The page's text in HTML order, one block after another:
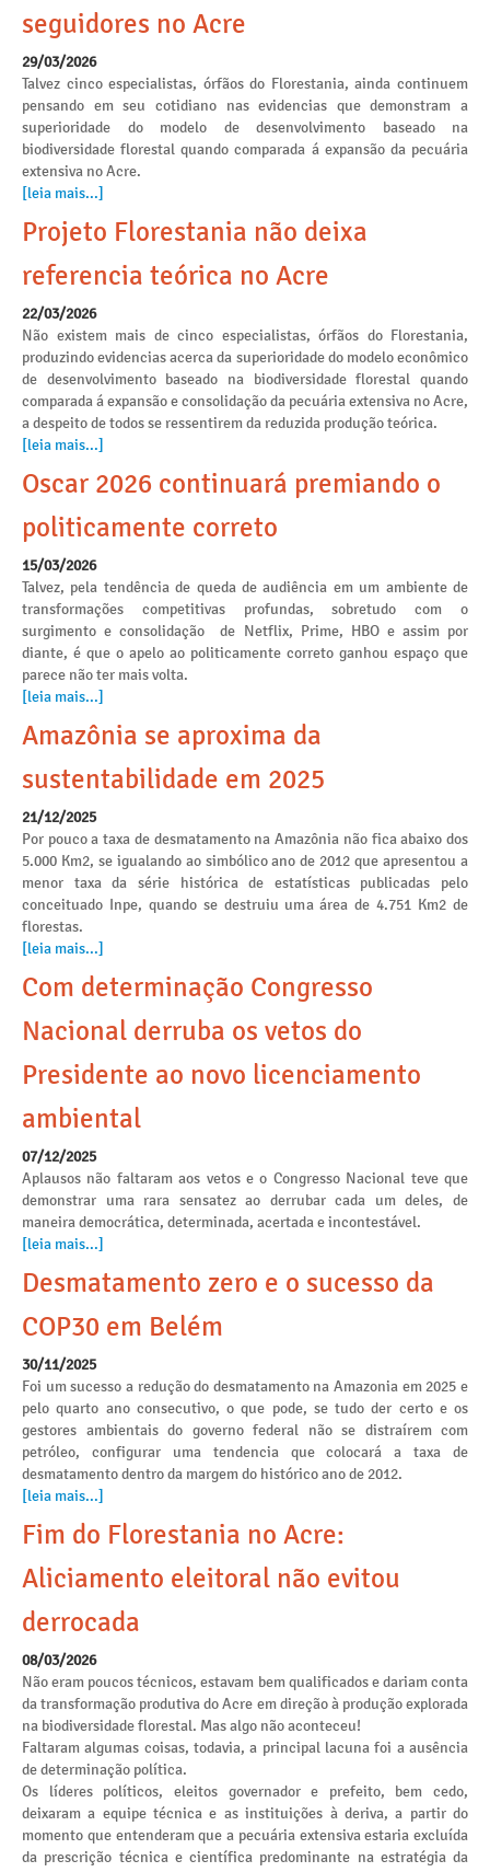
seguidores no Acre
29/03/2026
Talvez cinco especialistas, órfãos do Florestania, ainda continuem
pensando em seu cotidiano nas evidencias que demonstram a
superioridade do modelo de desenvolvimento baseado na
biodiversidade florestal quando comparada á expansão da pecuária
extensiva no Acre.
[leia mais...]
Projeto Florestania não deixa
referencia teórica no Acre
22/03/2026
Não existem mais de cinco especialistas, órfãos do Florestania,
produzindo evidencias acerca da superioridade do modelo econômico
de desenvolvimento baseado na biodiversidade florestal quando
comparada á expansão e consolidação da pecuária extensiva no Acre,
a despeito de todos se ressentirem da reduzida produção teórica.
[leia mais...]
Oscar 2026 continuará premiando o
politicamente correto
15/03/2026
Talvez, pela tendência de queda de audiência em um ambiente de
transformações competitivas profundas, sobretudo com o
surgimento e consolidação de Netflix, Prime, HBO e assim por
diante, é que o apelo ao politicamente correto ganhou espaço que
parece não ter mais volta.
[leia mais...]
Amazônia se aproxima da
sustentabilidade em 2025
21/12/2025
Por pouco a taxa de desmatamento na Amazônia não fica abaixo dos
5.000 Km2, se igualando ao simbólico ano de 2012 que apresentou a
menor taxa da série histórica de estatísticas publicadas pelo
conceituado Inpe, quando se destruiu uma área de 4.751 Km2 de
florestas.
[leia mais...]
Com determinação Congresso
Nacional derruba os vetos do
Presidente ao novo licenciamento
ambiental
07/12/2025
Aplausos não faltaram aos vetos e o Congresso Nacional teve que
demonstrar uma rara sensatez ao derrubar cada um deles, de
maneira democrática, determinada, acertada e incontestável.
[leia mais...]
Desmatamento zero e o sucesso da
COP30 em Belém
30/11/2025
Foi um sucesso a redução do desmatamento na Amazonia em 2025 e
pelo quarto ano consecutivo, o que pode, se tudo der certo e os
gestores ambientais do governo federal não se distraírem com
petróleo, configurar uma tendencia que colocará a taxa de
desmatamento dentro da margem do histórico ano de 2012.
[leia mais...]
Fim do Florestania no Acre:
Aliciamento eleitoral não evitou
derrocada
08/03/2026
Não eram poucos técnicos, estavam bem qualificados e dariam conta
da transformação produtiva do Acre em direção à produção explorada
na biodiversidade florestal. Mas algo não aconteceu!
Faltaram algumas coisas, todavia, a principal lacuna foi a ausência
de determinação política.
Os líderes políticos, eleitos governador e prefeito, bem cedo,
deixaram a equipe técnica e as instituições à deriva, a partir do
momento que entenderam que a pecuária extensiva estaria excluída
da prescrição técnica e científica predominante na estratégia da